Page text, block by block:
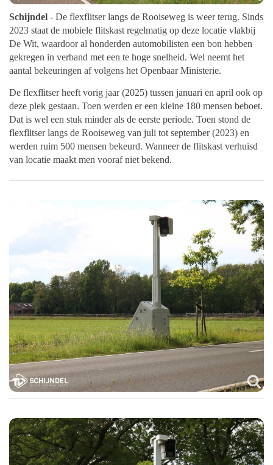
Schijndel - De flexflitser langs de Rooiseweg is weer terug. Sinds
2023 staat de mobiele flitskast regelmatig op deze locatie vlakbij
De Wit, waardoor al honderden automobilisten een bon hebben
gekregen in verband met een te hoge snelheid. Wel neemt het
aantal bekeuringen af volgens het Openbaar Ministerie.
De flexflitser heeft vorig jaar (2025) tussen januari en april ook op
deze plek gestaan. Toen werden er een kleine 180 mensen beboet.
Dat is wel een stuk minder als de eerste periode. Toen stond de
flexflitser langs de Rooiseweg van juli tot september (2023) en
werden ruim 500 mensen bekeurd. Wanneer de flitskast verhuisd
van locatie maakt men vooraf niet bekend.